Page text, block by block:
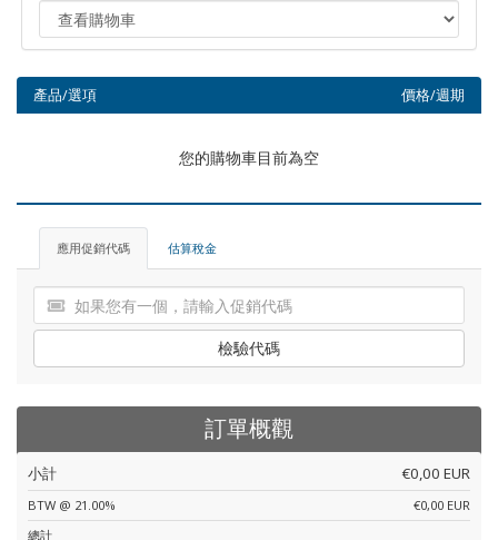
產品/選項 價格/週期
您的購物車目前為空
應用促銷代碼 估算稅金
檢驗代碼
訂單概觀
小計 €0,00 EUR
BTW @ 21.00%
€0,00 EUR
總計